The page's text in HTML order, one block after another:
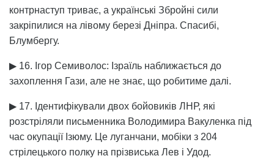
контрнаступ триває, а українські Збройні сили
закріпилися на лівому березі Дніпра. Спасибі,
Блумбергу.
▶ 16. Ігор Семиволос: Ізраїль наближається до
захоплення Гази, але не знає, що робитиме далі.
▶ 17. Ідентифікували двох бойовиків ЛНР, які
розстріляли письменника Володимира Вакуленка під
час окупації Ізюму. Це луганчани, мобіки з 204
стрілецького полку на прізвиська Лев і Удод.